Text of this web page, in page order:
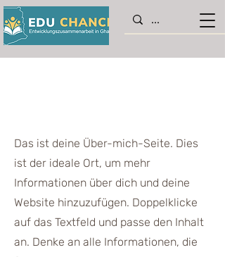
Das ist deine Über-mich-Seite. Dies
ist der ideale Ort, um mehr
Informationen über dich und deine
Website hinzuzufügen. Doppelklicke
auf das Textfeld und passe den Inhalt
an. Denke an alle Informationen, die